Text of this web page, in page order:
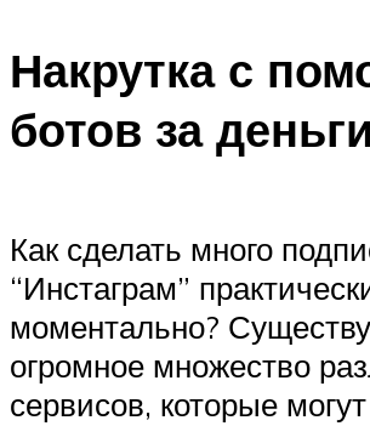
Накрутка с
ботов за деньги
Как сделать много
“Инстаграм”
моментально?
огромное множество
сервисов, которые